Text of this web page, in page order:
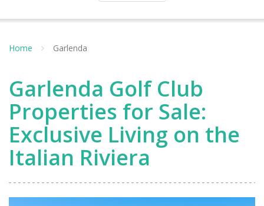
Home Garlenda
Garlenda Golf Club
Properties for Sale:
Exclusive Living on the
Italian Riviera